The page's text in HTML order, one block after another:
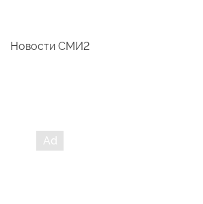
Новости СМИ2